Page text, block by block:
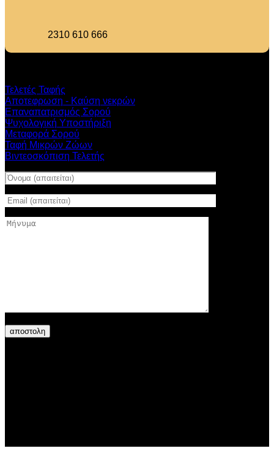
2310 610 666
Τελετές Ταφής
Αποτεφρωση - Καύση νεκρών
Επαναπατρισμός Σορού
Ψυχολογική Υποστήριξη
Μεταφορά Σορού
Ταφή Μικρών Ζώων
Βιντεοσκόπιση Τελετής